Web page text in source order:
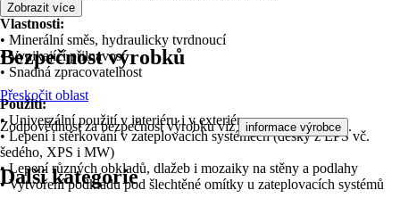
Vlastnosti:
• Minerální směs, hydraulicky tvrdnoucí
• Vynikající přilnavost
• Snadná zpracovatelnost
Použití:
• Univerzální použití v interiéru i v exteriéru
• Lepení i stěrkování v zateplovacích systémech (desky z EPS vč.
šedého, XPS i MW)
• Lepení různých obkladů, dlažeb i mozaiky na stěny a podlahy
• Vytvoření podkladu pod šlechtěné omítky u zateplovacích systémů
Zobrazit více
Bezpečnost výrobků
Přeskočit oblast
Zodpovědnost za bezpečnost výrobku viz informace výrobce .
Další kategorie